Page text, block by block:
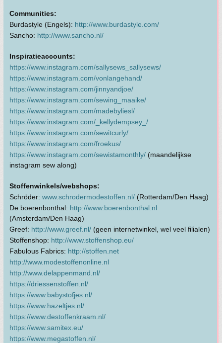
Communities:
Burdastyle (Engels): http://www.burdastyle.com/
Sancho: http://www.sancho.nl/
Inspiratieaccounts:
https://www.instagram.com/sallysews_sallysews/
https://www.instagram.com/vonlangehand/
https://www.instagram.com/jinnyandjoe/
https://www.instagram.com/sewing_maaike/
https://www.instagram.com/madebyliesl/
https://www.instagram.com/_kellydempsey_/
https://www.instagram.com/sewitcurly/
https://www.instagram.com/froekus/
https://www.instagram.com/sewistamonthly/ (maandelijkse
instagram sew along)
Stoffenwinkels/webshops:
Schröder: www.schrodermodestoffen.nl/ (Rotterdam/Den Haag)
De boerenbonthal: http://www.boerenbonthal.nl
(Amsterdam/Den Haag)
Greef: http://www.greef.nl/ (geen internetwinkel, wel veel filialen)
Stoffenshop: http://www.stoffenshop.eu/
Fabulous Fabrics: http://stoffen.net
http://www.modestoffenonline.nl
http://www.delappenmand.nl/
https://driessenstoffen.nl/
https://www.babystofjes.nl/
https://www.hazeltjes.nl/
https://www.destoffenkraam.nl/
https://www.samitex.eu/
https://www.megastoffen.nl/